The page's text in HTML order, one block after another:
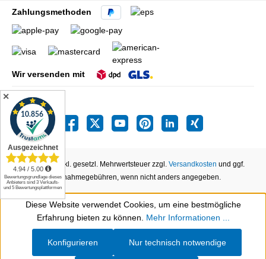
Zahlungsmethoden
Wir versenden mit
Alle Preise inkl. gesetzl. Mehrwertsteuer zzgl. Versandkosten und ggf.
Nachnahmegebühren, wenn nicht anders angegeben.
Werkzeugleiste anzeigen
Diese Website verwendet Cookies, um eine bestmögliche
Erfahrung bieten zu können. Mehr Informationen ...
Nur technisch notwendige
Konfigurieren
✕